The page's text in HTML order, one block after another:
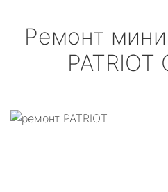
Ремонт
PATRIOT